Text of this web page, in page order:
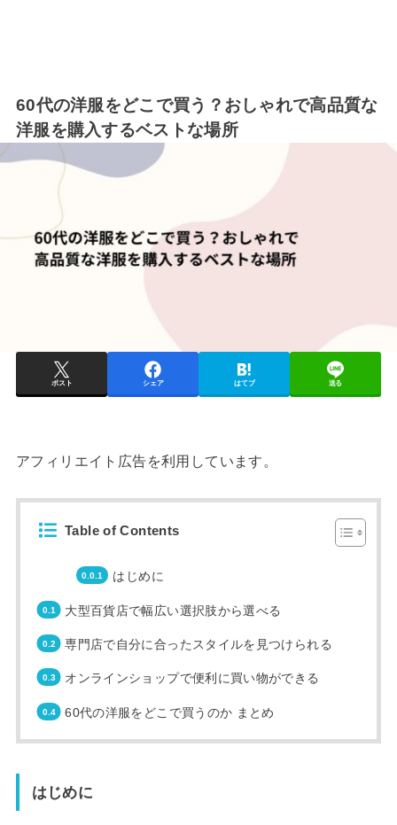
60代の洋服をどこで買う？おしゃれで高品質な
洋服を購入するベストな場所
ポスト シェア はてブ 送る
アフィリエイト広告を利用しています。
Table of Contents
はじめに
大型百貨店で幅広い選択肢から選べる
専門店で自分に合ったスタイルを見つけられる
オンラインショップで便利に買い物ができる
60代の洋服をどこで買うのか まとめ
はじめに